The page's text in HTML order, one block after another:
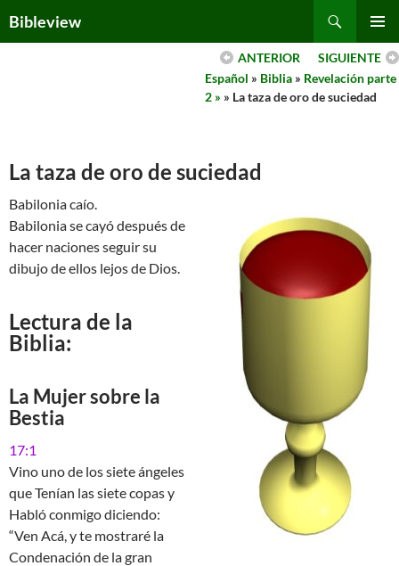
toBibleview
MENU
SIGUIENTE
ANTERIOR
Español » Biblia » Revelación parte
2 » » La taza de oro de suciedad
La taza de oro de suciedad
Babilonia caío.
Babilonia se cayó después de
hacer naciones seguir su
dibujo de ellos lejos de Dios.
Lectura de la
Biblia:
La Mujer sobre la
Bestia
17:1
Vino uno de los siete ángeles
que Tenían las siete copas y
Habló conmigo diciendo:
“Ven Acá, y te mostraré la
Condenación de la gran